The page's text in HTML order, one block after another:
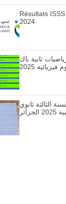
Résultats
2024
ثانية باك
فيزيائية 2025
الثالثة ثانوي